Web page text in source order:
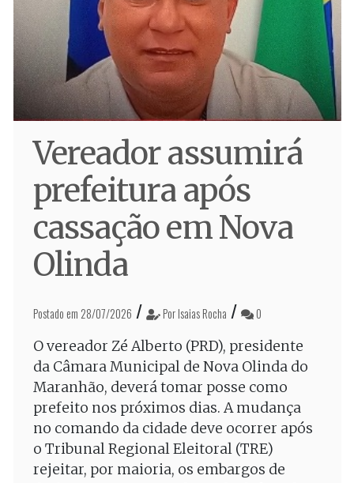
Vereador assumirá
prefeitura após
cassação em Nova
Olinda
Postado em 28/07/2026 / Por Isaias Rocha / 0
O vereador Zé Alberto (PRD), presidente
da Câmara Municipal de Nova Olinda do
Maranhão, deverá tomar posse como
prefeito nos próximos dias. A mudança
no comando da cidade deve ocorrer após
o Tribunal Regional Eleitoral (TRE)
rejeitar, por maioria, os embargos de